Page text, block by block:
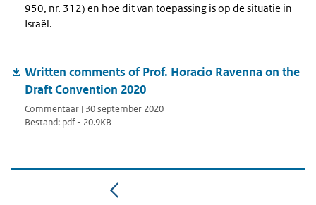
950, nr. 312) en hoe dit van toepassing is op de situatie in
Israël.
Written comments of Prof. Horacio Ravenna on the
Draft Convention 2020
Commentaar | 30 september 2020
Bestand: pdf - 20.9KB